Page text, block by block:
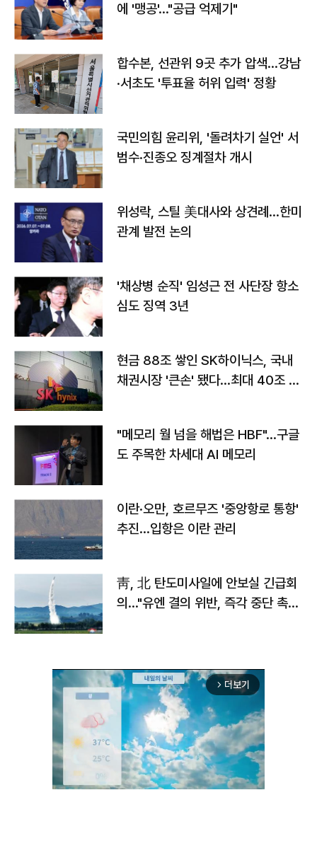
에 '맹공'…"공급 억제기"
합수본, 선관위 9곳 추가 압색…강남
·서초도 '투표율 허위 입력' 정황
국민의힘 윤리위, '돌려차기 실언' 서
범수·진종오 징계절차 개시
위성락, 스틸 美대사와 상견례…한미
관계 발전 논의
'채상병 순직' 임성근 전 사단장 항소
심도 징역 3년
현금 88조 쌓인 SK하이닉스, 국내
채권시장 '큰손' 됐다…최대 40조 투
"메모리 월 넘을 해법은 HBF"…구글
도 주목한 차세대 AI 메모리
이란·오만, 호르무즈 '중앙항로 통항'
추진…입항은 이란 관리
靑, 北 탄도미사일에 안보실 긴급회
의…"유엔 결의 위반, 즉각 중단 촉
arrow_forward_ios 더보기